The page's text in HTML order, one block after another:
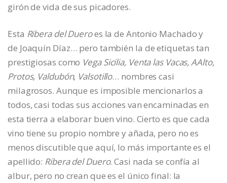
girón de vida de sus picadores.
Esta Ribera del Dueroes la de Antonio Machado y
de Joaquín Díaz… pero también la de etiquetas tan
prestigiosas como Vega Sicilia, Venta las Vacas, AAlto,
Protos, Valdubón, Valsotillo… nombres casi
milagrosos. Aunque es imposible mencionarlos a
todos, casi todas sus acciones van encaminadas en
esta tierra a elaborar buen vino. Cierto es que cada
vino tiene su propio nombre y añada, pero no es
menos discutible que aquí, lo más importante es el
apellido: Ribera del Duero. Casi nada se confía al
albur, pero no crean que es el único final: la